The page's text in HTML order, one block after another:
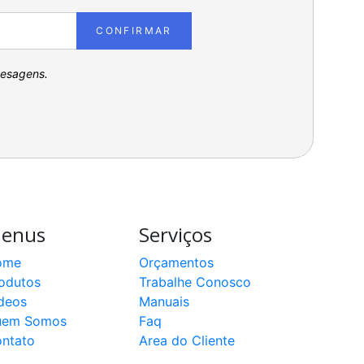
CONFIRMAR
Somos
Serviços
Orçamentos
Trabalhe Conosco
Manuais
Faq
Area do Cliente